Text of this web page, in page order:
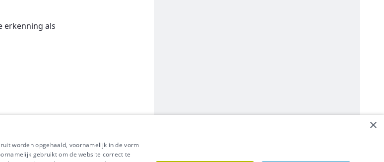
erkenning als
Meer vragen? Neem meteen contact op.
×
worden opgehaald, voornamelijk in de vorm
gebruikt om de website correct te